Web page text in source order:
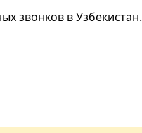
звонков в Узбекистан.